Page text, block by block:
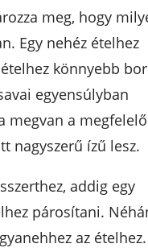
meg, hogy
Egy nehéz ételhez
könnyebb bor
egyensúlyban
megvan a megfelelő
nagyszerű ízű lesz.
addig egy
párosítani.
az ételhez.